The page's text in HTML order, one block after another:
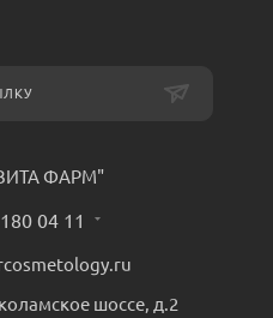
ФАРМ"
04 11
шоссе, д.2